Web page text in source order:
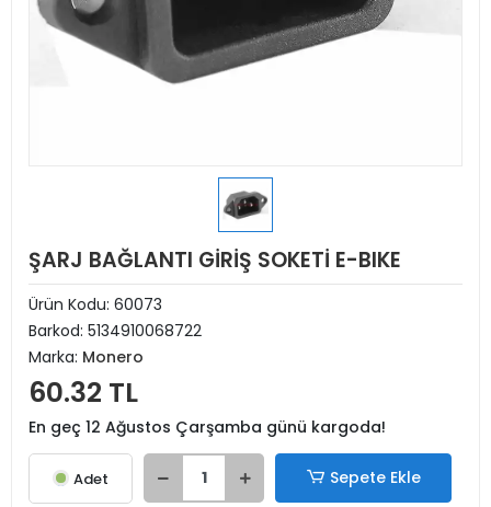
ŞARJ BAĞLANTI GİRİŞ SOKETİ E-BIKE
Ürün Kodu: 60073
Barkod: 5134910068722
Marka: Monero
60.32 TL
En geç 12 Ağustos Çarşamba günü kargoda!
Adet Sepete Ekle